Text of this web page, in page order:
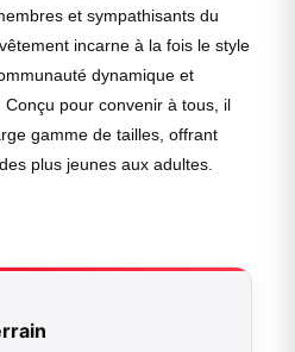
et sympathisants du
incarne à la fois le style
dynamique et
pour convenir à tous, il
gamme de tailles, offrant
plus jeunes aux adultes.